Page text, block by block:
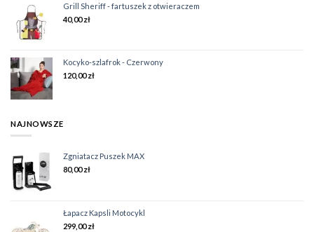
Grill Sheriff - fartuszek z otwieraczem
40,00zł
Kocyko-szlafrok - Czerwony
120,00zł
NAJNOWSZE
Zgniatacz Puszek MAX
80,00zł
Łapacz Kapsli Motocykl
299,00zł